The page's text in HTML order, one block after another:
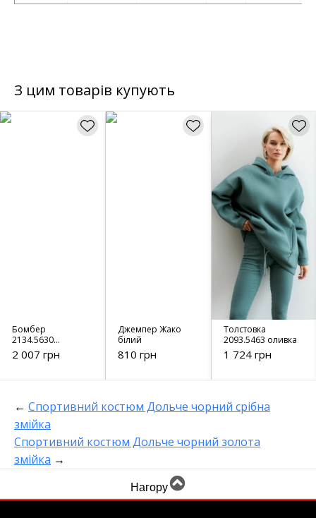
З цим товарів купують
Бомбер
2134.5630
чорний
2 007 грн
Джемпер Жако
білий
810 грн
Толстовка
2093.5463 оливка
1 724 грн
← Спортивний костюм Дольче чорний срібна
змійка
Спортивний костюм Дольче чорний золота
змійка →
Нагору